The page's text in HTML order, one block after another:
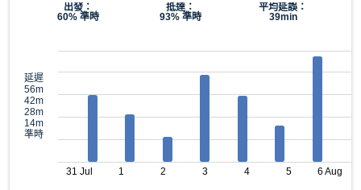
出發：
60% 準時
抵達：
93% 準時
平均延誤：
39min
延遲
56m
42m
28m
14m
準時
31 Jul 1 2 3 4 5 6 Aug